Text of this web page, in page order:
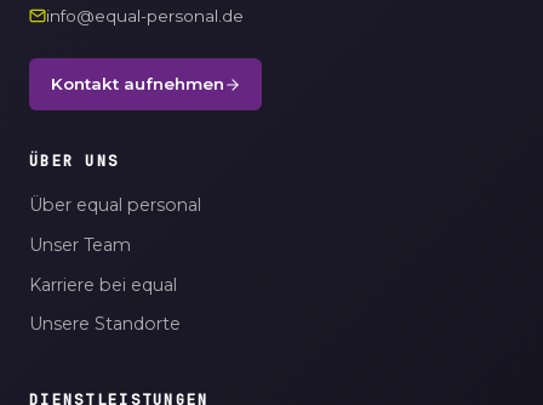
info@equal-personal.de
Kontakt aufnehmen
ÜBER UNS
Über equal personal
Unser Team
Karriere bei equal
Unsere Standorte
DIENSTLEISTUNGEN